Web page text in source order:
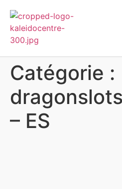
Catégorie :
– ES